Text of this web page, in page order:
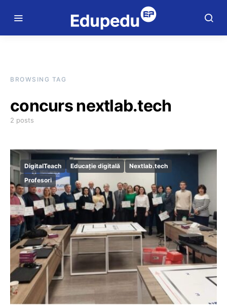
BROWSING TAG
concurs nextlab.tech
2 posts
DigitalTeach Educație digitală
Nextlab.tech
Profesori